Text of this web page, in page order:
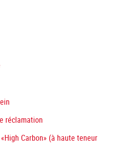
réclamation
Carbon» (à haute teneur